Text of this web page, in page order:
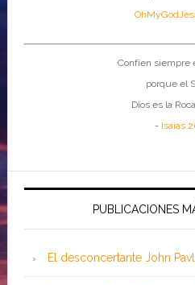
Confíen siempre
porque el
Dios es la
- Isaías
PUBLICACIONES
El desconcertante John